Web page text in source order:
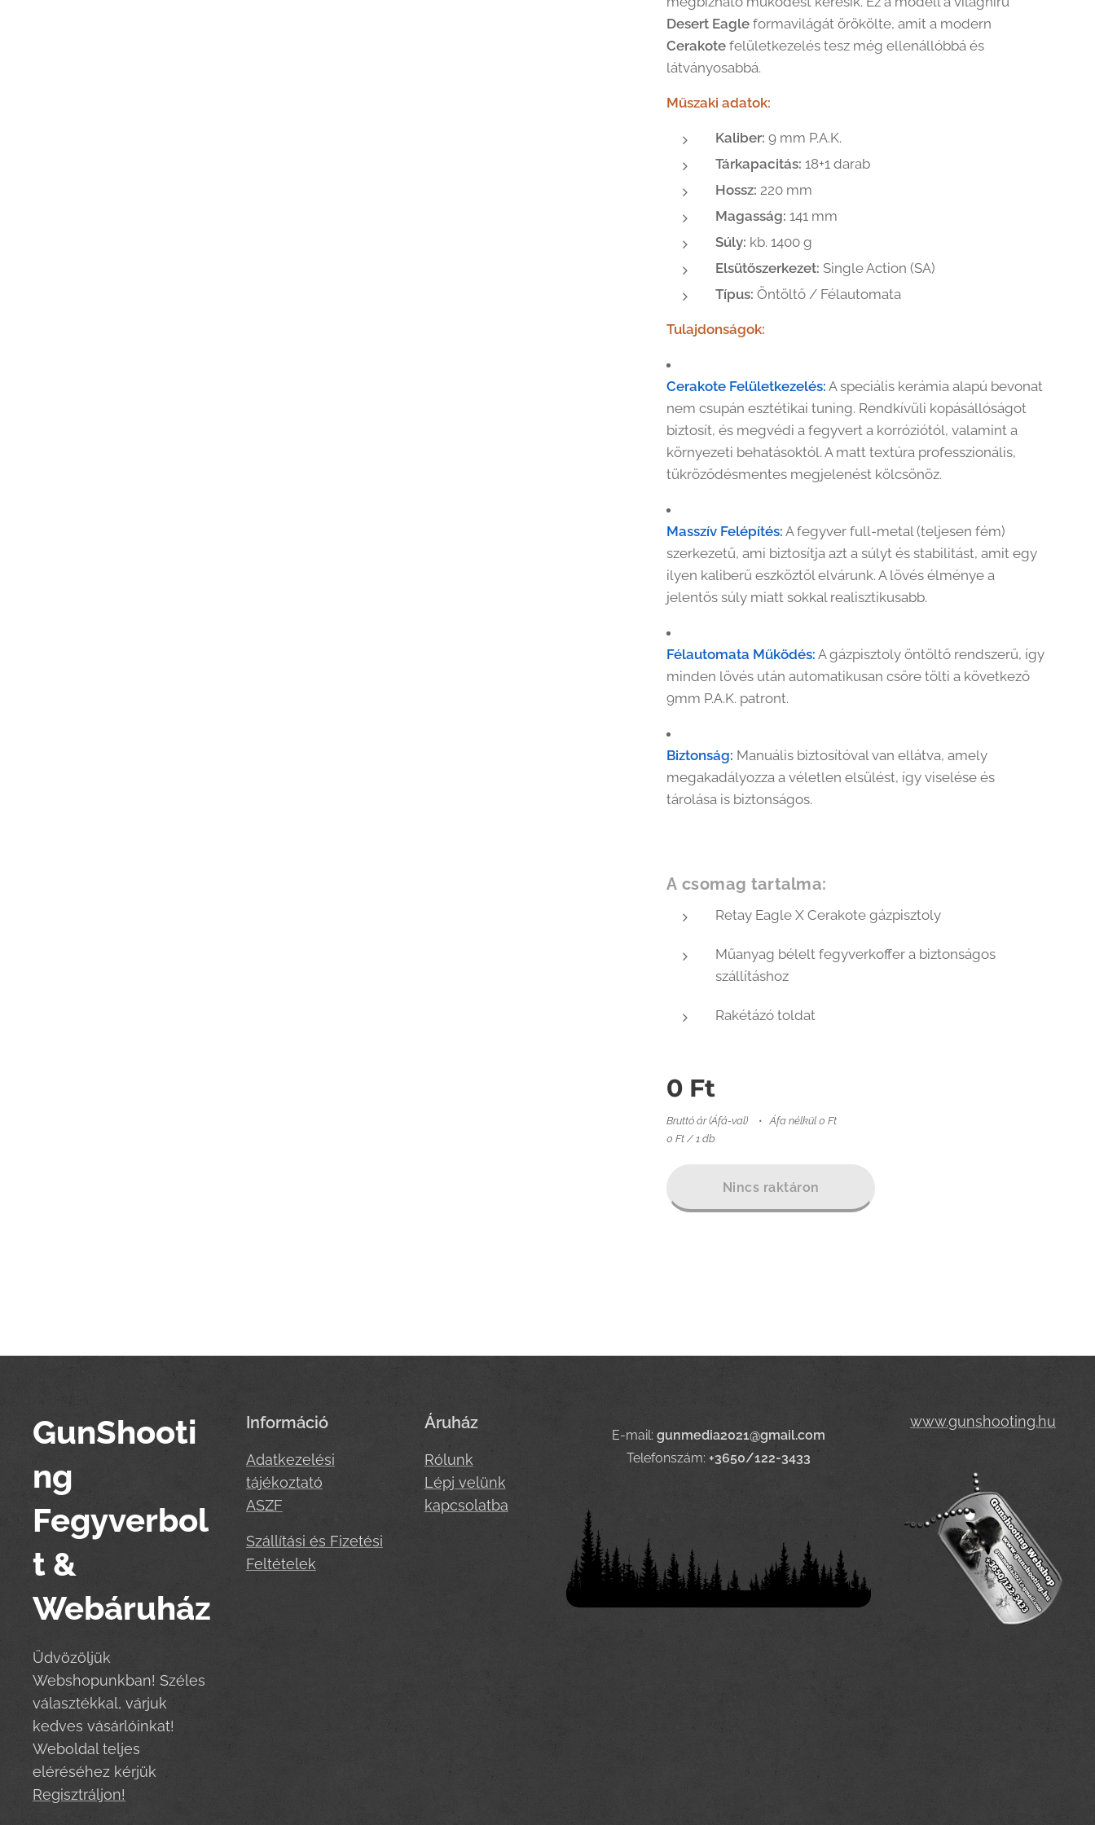
Desert Eagle formavilágát örökölte, amit a modern
Cerakote felületkezelés tesz még ellenállóbbá és
látványosabbá.
Műszaki adatok:
Kaliber:9 mm P.A.K.
Tárkapacitás:18+1 darab
Hossz:220 mm
Magasság:141 mm
Súly: kb. 1400 g
Elsütőszerkezet:Single Action (SA)
Típus:Öntöltő / Félautomata
Tulajdonságok:
Cerakote Felületkezelés: A speciális kerámia alapú bevonat
nem csupán esztétikai tuning. Rendkívüli kopásállóságot
biztosít, és megvédi a fegyvert a korróziótól, valamint a
környezeti behatásoktól. A matt textúra professzionális,
tükröződésmentes megjelenést kölcsönöz.
Masszív Felépítés: A fegyver full-metal (teljesen fém)
szerkezetű, ami biztosítja azt a súlyt és stabilitást, amit egy
ilyen kaliberű eszköztől elvárunk. A lövés élménye a
jelentős súly miatt sokkal realisztikusabb.
Félautomata Működés: A gázpisztoly öntöltő rendszerű, így
minden lövés után automatikusan csőre tölti a következő
9mm P.A.K. patront.
Biztonság: Manuális biztosítóval van ellátva, amely
megakadályozza a véletlen elsülést, így viselése és
tárolása is biztonságos.
A csomag tartalma:
Retay Eagle X Cerakote gázpisztoly
Műanyag bélelt fegyverkoffer a biztonságos
szállításhoz
Rakétázó toldat
0 Ft
Bruttó ár (Áfá-val)
Áfa nélkül 0 Ft
0 Ft / 1 db
Nincs raktáron
GunShooti
ng
Fegyverbol
t &
Webáruház
Üdvözöljük
Webshopunkban! Széles
választékkal, várjuk
kedves vásárlóinkat!
Weboldal teljes
eléréséhez kérjük
Regisztráljon!
Információ
Adatkezelési
tájékoztató
ASZF
Szállítási és Fizetési
Feltételek
Áruház
Rólunk
Lépj velünk
kapcsolatba
E-mail:gunmedia2021@gmail.com
Telefonszám:+3650/122-3433
www.gunshooting.hu